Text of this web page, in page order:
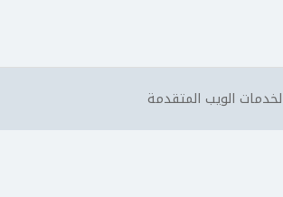
الويب المتقدمة